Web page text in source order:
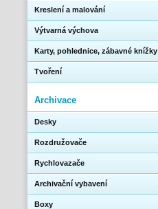
Kreslení a malování
Výtvarná výchova
Karty, pohlednice, zábavné knížky
Tvoření
Archivace
Desky
Rozdružovače
Rychlovazače
Archivační vybavení
Boxy